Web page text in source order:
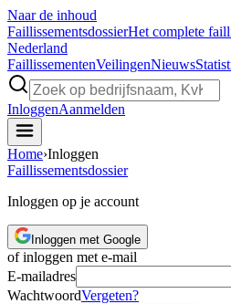
Naar de inhoud
FaillissementsdossierHet complete
Nederland
FaillissementenVeilingenNieuws
InloggenAanmelden
Home›Inloggen
Faillissementsdossier
Inloggen op je account
Inloggen met Google
of inloggen met e-mail
E-mailadres
WachtwoordVergeten?